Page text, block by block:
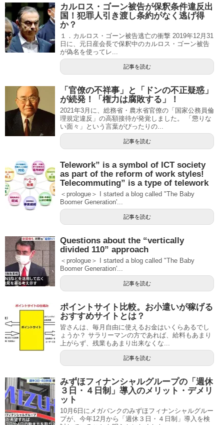
カルロス・ゴーン被告が保釈条件違反出
国！犯罪人引き渡し条約がなく逃げ得
か？
１．カルロス・ゴーン被告逃亡の衝撃 2019年12月31
日に、元日産会長で保釈中のカルロス・ゴーン被告
が偽名を使ってレ...
記事を読む
「官僚の不祥事」と「ドンの不正疑惑」
が続発！「権力は腐敗する」！
2021年3月に、総務省・農水省官僚の「国家公務員倫
理規定違反」の高額接待が発覚しました。 「懲りな
い面々」という言葉がぴったりの...
記事を読む
Telework” is a symbol of ICT society
as part of the reform of work styles!
Telecommuting” is a type of telework
＜prologue＞ I started a blog called "The Baby
Boomer Generation'...
記事を読む
Questions about the “vertically
divided 110” approach
＜prologue＞ I started a blog called "The Baby
Boomer Generation'...
記事を読む
ポイントサイト比較。お小遣いが稼げる
おすすめサイトとは？
皆さんは、毎月自由に使えるお金はいくらあるでし
ょうか？ サラリーマンの方であれば、給料もあまり
上がらず、残業もあまり出来なくな...
記事を読む
みずほフィナンシャルグループの「週休
３日・４日制」導入のメリット・デメリ
ット
10月6日にメガバンクのみずほフィナンシャルグルー
プが、今年12月から「週休３日・４日制」導入を検